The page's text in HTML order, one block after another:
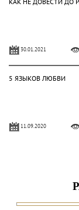
30.01.2021
5 ЯЗЫКОВ ЛЮБВИ
11.09.2020
09.04.2020